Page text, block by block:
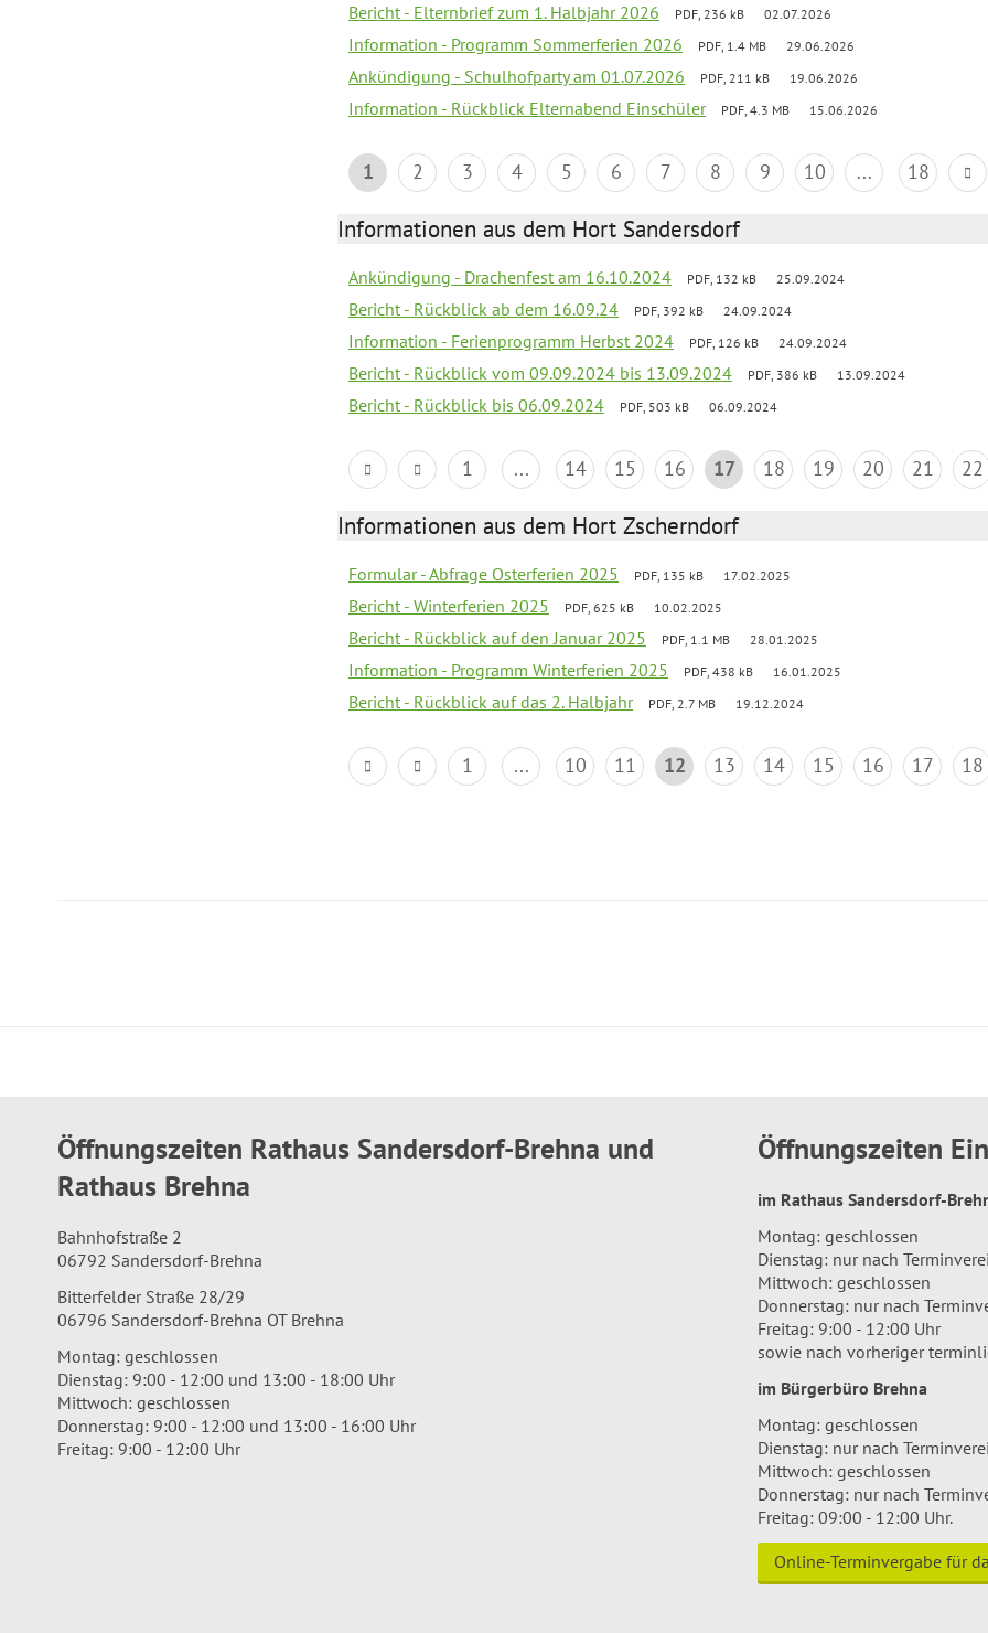
Bericht - Elternbrief zum 1. Halbjahr 2026 PDF, 236 kB 02.07.2026
Information - Programm Sommerferien 2026 PDF, 1.4 MB 29.06.2026
Ankündigung - Schulhofparty am 01.07.2026 PDF, 211 kB 19.06.2026
Information - Rückblick Elternabend Einschüler PDF, 4.3 MB 15.06.2026
1 2 3 4 5 6 7 8 9 10 ... 18
Informationen aus dem Hort Sandersdorf
Ankündigung - Drachenfest am 16.10.2024 PDF, 132 kB 25.09.2024
Bericht - Rückblick ab dem 16.09.24 PDF, 392 kB 24.09.2024
Information - Ferienprogramm Herbst 2024 PDF, 126 kB 24.09.2024
Bericht - Rückblick vom 09.09.2024 bis 13.09.2024 PDF, 386 kB 13.09.2024
Bericht - Rückblick bis 06.09.2024 PDF, 503 kB 06.09.2024
1 ... 14 15 16 17 18 19 20 21 22
Informationen aus dem Hort Zscherndorf
Formular - Abfrage Osterferien 2025 PDF, 135 kB 17.02.2025
Bericht - Winterferien 2025 PDF, 625 kB 10.02.2025
Bericht - Rückblick auf den Januar 2025 PDF, 1.1 MB 28.01.2025
Information - Programm Winterferien 2025 PDF, 438 kB 16.01.2025
Bericht - Rückblick auf das 2. Halbjahr PDF, 2.7 MB 19.12.2024
1 ... 10 11 12 13 14 15 16 17 18
Öffnungszeiten Rathaus Sandersdorf-Brehna und
Rathaus Brehna
Bahnhofstraße 2
06792 Sandersdorf-Brehna
Bitterfelder Straße 28/29
06796 Sandersdorf-Brehna OT Brehna
Montag: geschlossen
Dienstag: 9:00 - 12:00 und 13:00 - 18:00 Uhr
Mittwoch: geschlossen
Donnerstag: 9:00 - 12:00 und 13:00 - 16:00 Uhr
Freitag: 9:00 - 12:00 Uhr
Öffnungszeiten
im Rathaus Sandersdorf-
Montag: geschlossen
Dienstag: nur nach
Mittwoch: geschlossen
Donnerstag: nur nach
Freitag: 9:00 - 12:00 Uhr
sowie nach vorheriger
im Bürgerbüro Brehna
Montag: geschlossen
Dienstag: nur nach
Mittwoch: geschlossen
Donnerstag: nur nach
Freitag: 09:00 - 12:00 Uhr.
Online-Terminvergabe für